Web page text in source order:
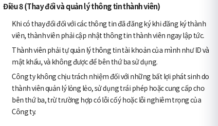
Điều 8 (Thay đổi và quản lý thông tin thành viên)
Khi có thay đổi đối với các thông tin đã đăng ký khi đăng ký thành
viên, thành viên phải cập nhật thông tin thành viên ngay lập tức.
Thành viên phải tự quản lý thông tin tài khoản của mình như ID và
mật khẩu, và không được để bên thứ ba sử dụng.
Công ty không chịu trách nhiệm đối với những bất lợi phát sinh do
thành viên quản lý lỏng lẻo, sử dụng trái phép hoặc cung cấp cho
bên thứ ba, trừ trường hợp có lỗi cố ý hoặc lỗi nghiêm trọng của
Công ty.